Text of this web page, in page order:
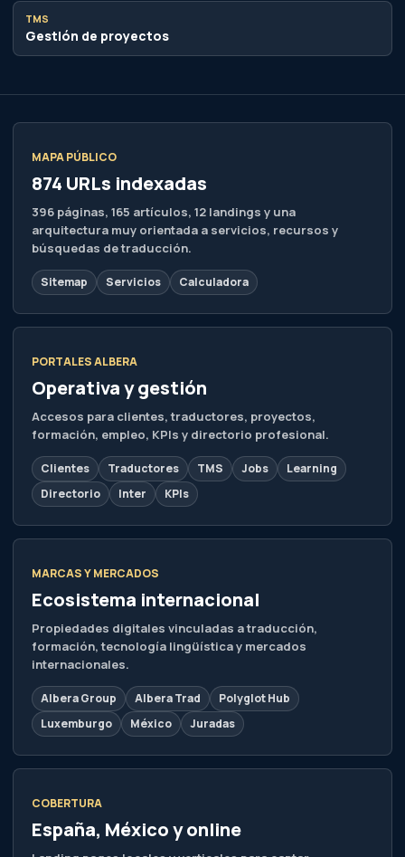
TMS
Gestión de proyectos
MAPA PÚBLICO
874 URLs indexadas
396 páginas, 165 artículos, 12 landings y una
arquitectura muy orientada a servicios, recursos y
búsquedas de traducción.
Sitemap Servicios Calculadora
PORTALES ALBERA
Operativa y gestión
Accesos para clientes, traductores, proyectos,
formación, empleo, KPIs y directorio profesional.
Clientes Traductores TMS Jobs
Learning
Directorio
Inter KPIs
MARCAS Y MERCADOS
Ecosistema internacional
Propiedades digitales vinculadas a traducción,
formación, tecnología lingüística y mercados
internacionales.
Albera Group Albera Trad
Polyglot Hub
Luxemburgo
México Juradas
COBERTURA
España, México y online